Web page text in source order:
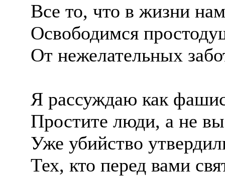
Все то, что в жизни
Освободимся
От нежелательных
Я рассуждаю как
Простите люди, а не
Уже убийство
Тех, кто перед вами